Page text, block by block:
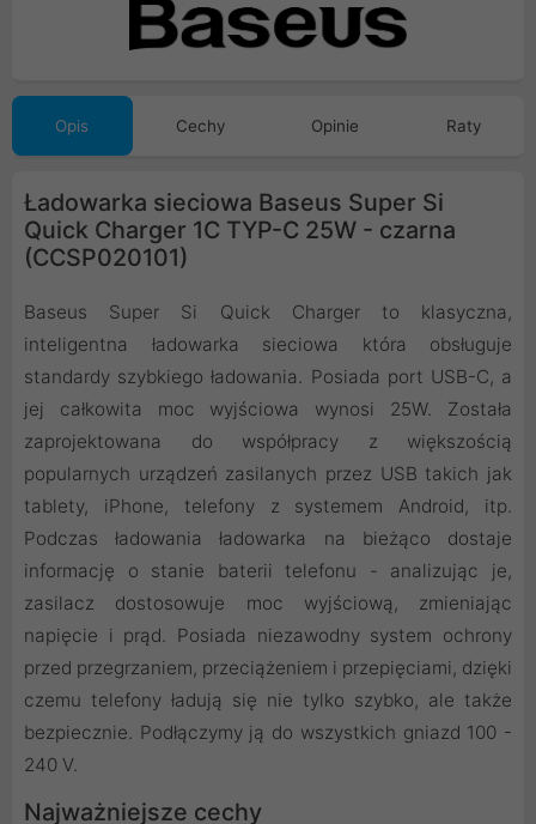
Opis Cechy Opinie Raty
Ładowarka sieciowa Baseus Super Si
Quick Charger 1C TYP-C 25W - czarna
(CCSP020101)
Baseus Super Si Quick Charger to klasyczna,
inteligentna ładowarka sieciowa która obsługuje
standardy szybkiego ładowania. Posiada port USB-C, a
jej całkowita moc wyjściowa wynosi 25W. Została
zaprojektowana do współpracy z większością
popularnych urządzeń zasilanych przez USB takich jak
tablety, iPhone, telefony z systemem Android, itp.
Podczas ładowania ładowarka na bieżąco dostaje
informację o stanie baterii telefonu - analizując je,
zasilacz dostosowuje moc wyjściową, zmieniając
napięcie i prąd. Posiada niezawodny system ochrony
przed przegrzaniem, przeciążeniem i przepięciami, dzięki
czemu telefony ładują się nie tylko szybko, ale także
bezpiecznie. Podłączymy ją do wszystkich gniazd 100 -
240 V.
Najważniejsze cechy